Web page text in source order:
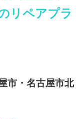
リペアプラ
市・名古屋市北